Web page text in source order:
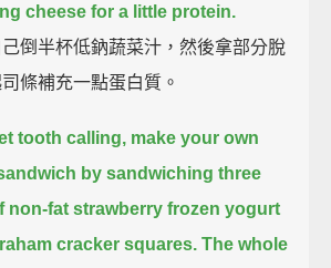
cheese for a little protein.
倒半杯低鈉蔬菜汁，然後拿部分脫
條補充一點蛋白質。
tooth calling, make your own
by sandwiching three
non-fat strawberry frozen yogurt
cracker squares. The whole